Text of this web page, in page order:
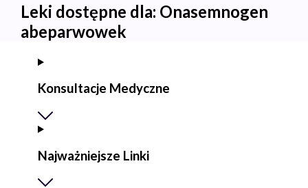
Leki dostępne dla: Onasemnogen
abeparwowek
Konsultacje Medyczne
Najważniejsze Linki